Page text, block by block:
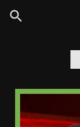
Siirry
suoraan